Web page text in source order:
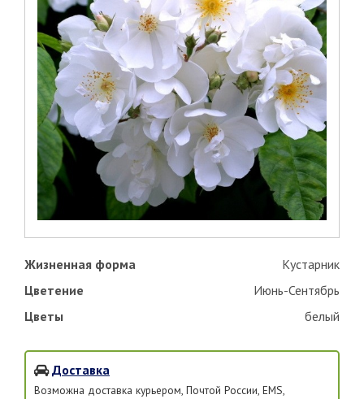
Жизненная форма
Кустарник
Цветение
Июнь-Сентябрь
Цветы
белый
Доставка
Возможна доставка курьером, Почтой России, EMS,